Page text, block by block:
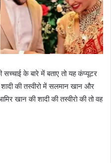
सच्चाई के बारे में बताए तो यह कंप्यूटर
की तस्वीरो में सलमान खान और
खान की शादी की तस्वीरो की तो वह